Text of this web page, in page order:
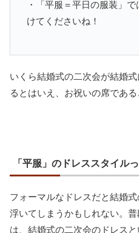
・「平服＝平日の服装」
けてくださいね！
いくら結婚式の二次会が結婚
るとはいえ、お祝いの席であ
「平服」のドレススタイル
フォーマルなドレスだと結婚
浮いてしまうかもしれない。
は、結婚式の二次会のドレス